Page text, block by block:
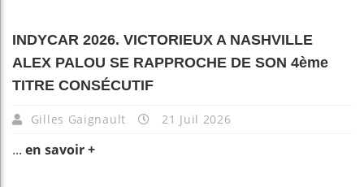
INDYCAR 2026. VICTORIEUX A NASHVILLE
ALEX PALOU SE RAPPROCHE DE SON 4ème
TITRE CONSÉCUTIF
Gilles Gaignault 21 Juil 2026
... en savoir +